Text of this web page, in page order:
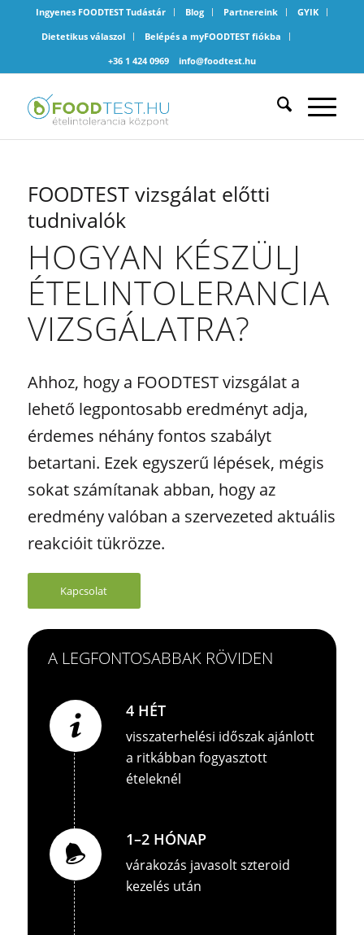
Ingyenes FOODTEST Tudástár Blog Partnereink
GYIK
Dietetikus válaszol
Belépés a myFOODTEST fiókba
+36 1 424 0969
info@foodtest.hu
FOODTEST vizsgálat előtti
tudnivalók
HOGYAN KÉSZÜLJ
ÉTELINTOLERANCIA
VIZSGÁLATRA?
Ahhoz, hogy a FOODTEST vizsgálat a
lehető legpontosabb eredményt adja,
érdemes néhány fontos szabályt
betartani. Ezek egyszerű lépések, mégis
sokat számítanak abban, hogy az
eredmény valóban a szervezeted aktuális
reakcióit tükrözze.
Kapcsolat
A LEGFONTOSABBAK RÖVIDEN
4 HÉT
visszaterhelési időszak ajánlott
a ritkábban fogyasztott
ételeknél
1–2 HÓNAP
várakozás javasolt szteroid
kezelés után